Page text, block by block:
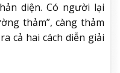
diện. Có người lại
thảm”, càng thảm
cả hai cách diễn giải